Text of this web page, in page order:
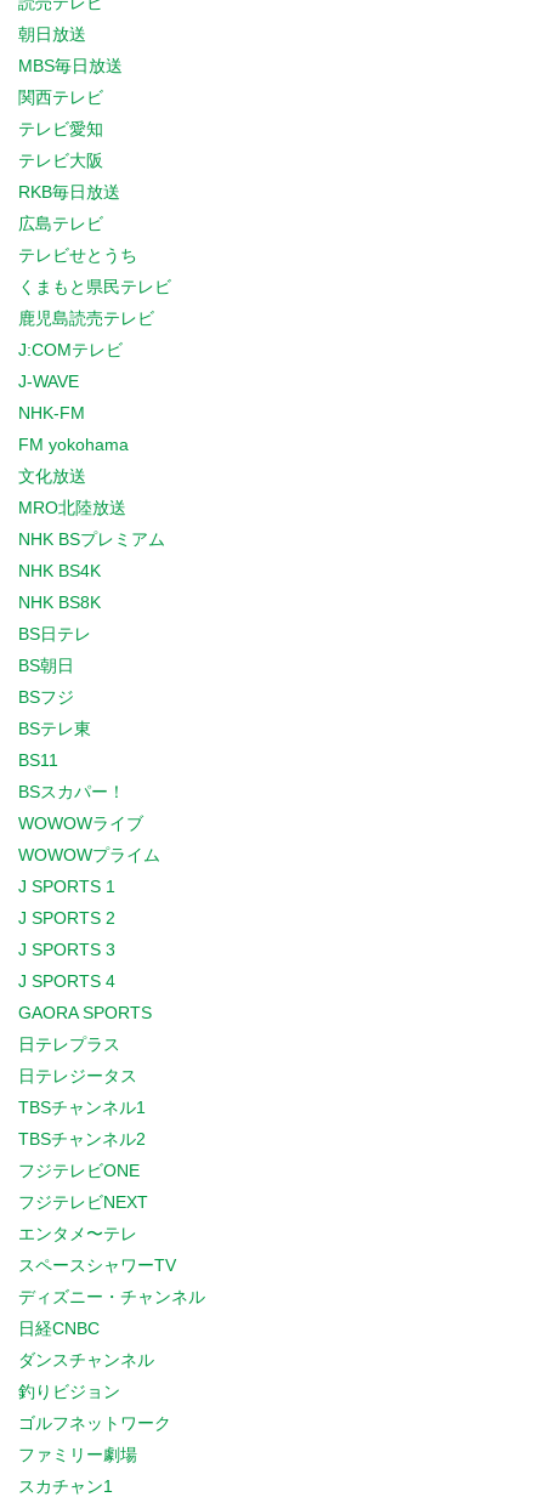
朝日放送
MBS毎日放送
関西テレビ
テレビ愛知
テレビ大阪
RKB毎日放送
広島テレビ
テレビせとうち
くまもと県民テレビ
鹿児島読売テレビ
J:COMテレビ
J-WAVE
NHK-FM
FM yokohama
文化放送
MRO北陸放送
NHK BSプレミアム
NHK BS4K
NHK BS8K
BS日テレ
BS朝日
BSフジ
BSテレ東
BS11
BSスカパー！
WOWOWライブ
WOWOWプライム
J SPORTS 1
J SPORTS 2
J SPORTS 3
J SPORTS 4
GAORA SPORTS
日テレプラス
日テレジータス
TBSチャンネル1
TBSチャンネル2
フジテレビONE
フジテレビNEXT
エンタメ〜テレ
スペースシャワーTV
ディズニー・チャンネル
日経CNBC
ダンスチャンネル
釣りビジョン
ゴルフネットワーク
ファミリー劇場
スカチャン1